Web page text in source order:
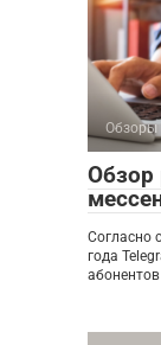
Обзоры
Обзор
Согласно
года
абонентов